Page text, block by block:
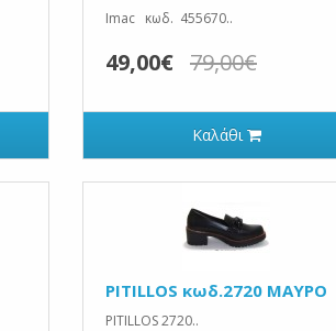
Imac κωδ. 455670..
49,00€ 79,00€
Καλάθι
PITILLOS κωδ.2720 ΜΑΥΡΟ
PITILLOS 2720..